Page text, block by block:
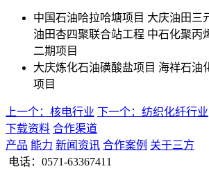
中国石油哈拉哈塘项目 大庆油田三
油田杏四聚联合站工程 中石化聚丙
二期项目
大庆炼化石油磺酸盐项目 海祥石油
项目
上一个：核电行业 下一个：纺织化纤行业
下载资料 合作渠道
产品 能力 新闻资讯 合作案例 关于三方
电话： 0571-63367411